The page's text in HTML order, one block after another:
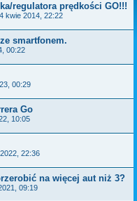
regulatora prędkości GO!!!
kwie 2014, 22:22
smartfonem.
00:22
00:29
Go
10:05
22:36
na więcej aut niż 3?
09:19